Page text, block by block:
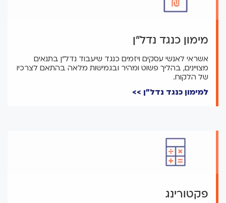
מימון כנגד נדל"ן
אשראי לאנשי עסקים ויזמים כנגד שיעבוד נדל"ן בתנאים
מצויינים, בהליך פשוט ומהיר ובגמישות מלאה בהתאם לצרכיו
של הלקוח.
למימון כנגד נדל"ן >>
פקטורינג